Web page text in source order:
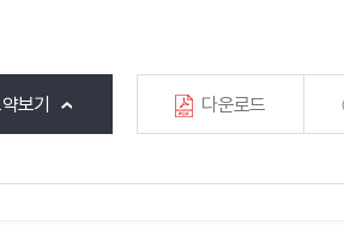
보기 다운로드